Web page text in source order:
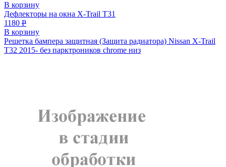
В корзину
Дефлекторы на окна X-Trail T31
1180 Р
В корзину
Решетка бампера защитная (Защита радиатора) Nissan X-Trail
T32 2015- без парктроников chrome низ